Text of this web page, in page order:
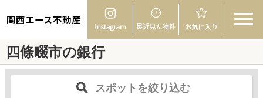
関西エース不動産
四條畷市の銀行
スポットを絞り込む